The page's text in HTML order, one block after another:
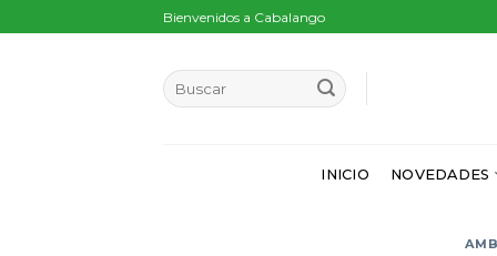
to
Bienvenidos a Cabalango
INICIO NOVEDADES